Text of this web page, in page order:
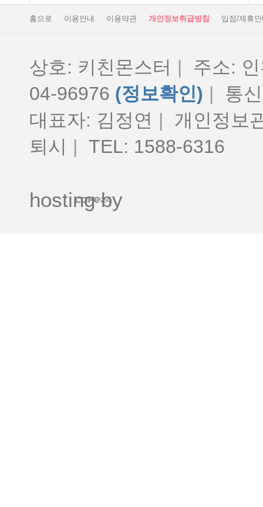
홈으로 이용안내 이용약관 개인정보취급방침 입점/제휴
상호: 키친몬스터 |
주소:
04-96976 (정보확인) |
통
대표자: 김정연 |
개인정보
퇴시
| TEL: 1588-6316
hosting by